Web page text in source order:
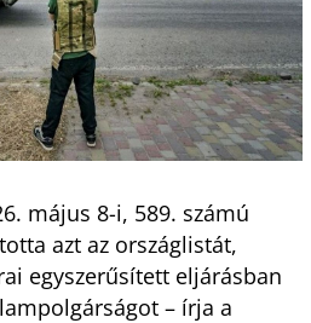
május 8-i, 589. számú
azt az országlistát,
egyszerűsített eljárásban
– írja a